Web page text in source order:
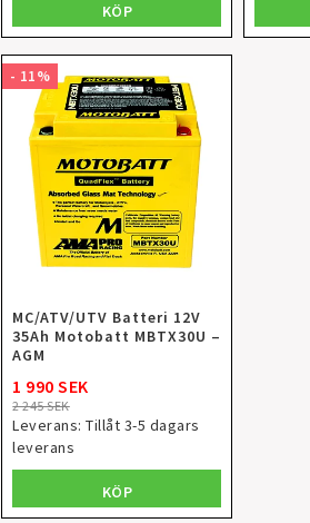
KÖP
- 11%
MC/ATV/UTV Batteri 12V
35Ah Motobatt MBTX30U –
AGM
2 245 SEK
1 990 SEK
Leverans:Tillåt 3-5 dagars
leverans
KÖP